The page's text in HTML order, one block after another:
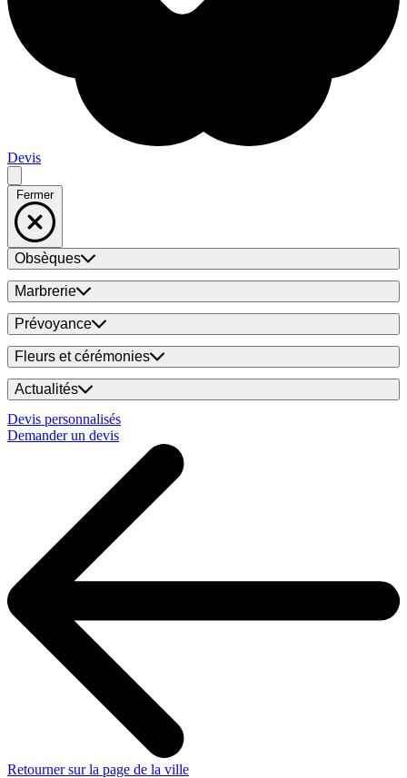
Devis
Fermer
Obsèques
Marbrerie
Prévoyance
Fleurs et cérémonies
Actualités
Devis personnalisés
Demander un devis
Retourner sur la page de la ville